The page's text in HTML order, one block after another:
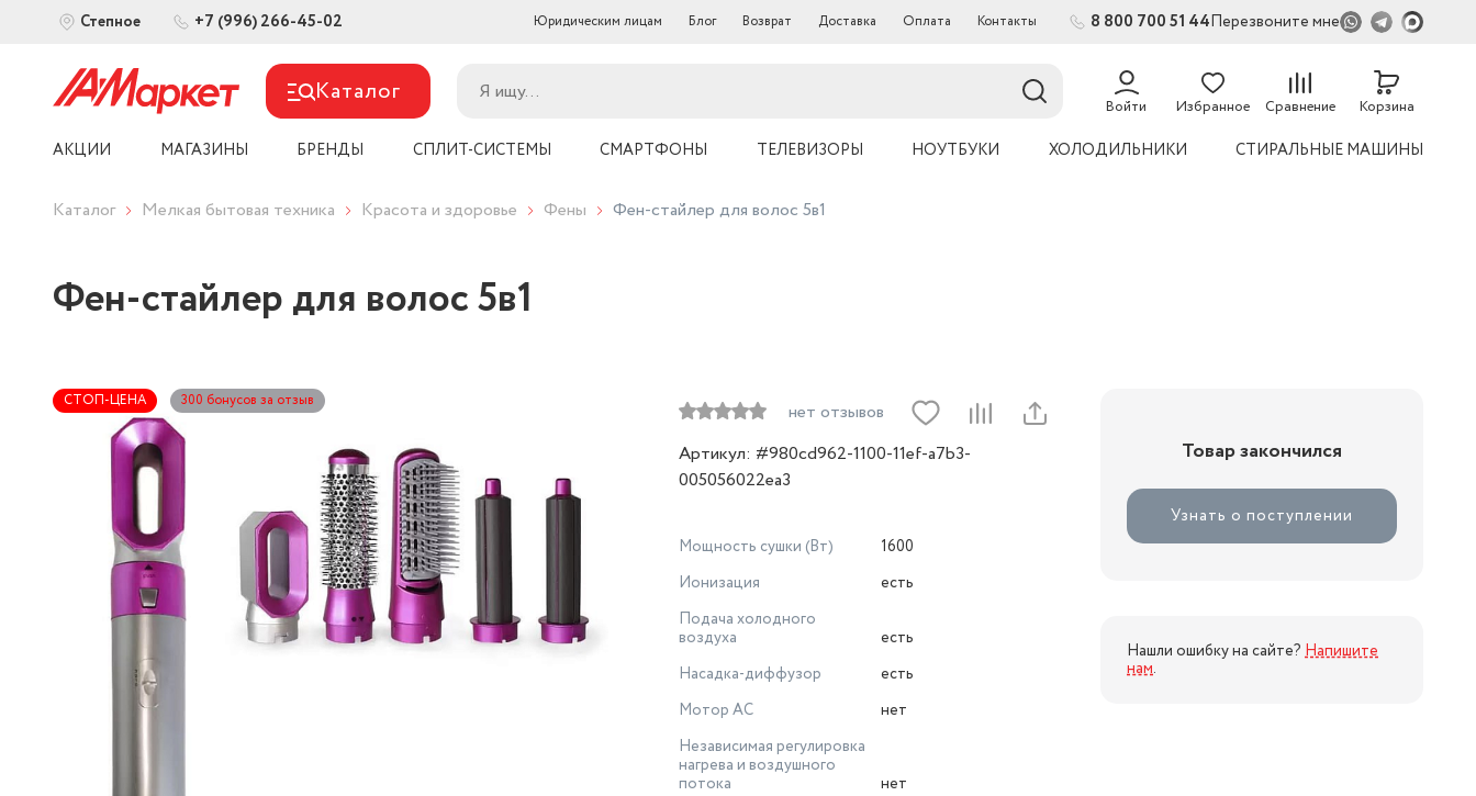
Степное +7 (996) 266-45-02 Юридическим лицам Блог Возврат Доставка Оплата Контакты 8 800 700 51 44Перезвоните мне
Каталог Войти Избранное Сравнение
54
Корзина
АКЦИИ МАГАЗИНЫ БРЕНДЫ СПЛИТ-СИСТЕМЫ СМАРТФОНЫ ТЕЛЕВИЗОРЫ НОУТБУКИ ХОЛОДИЛЬНИКИ СТИРАЛЬНЫЕ МАШИНЫ
Каталог Мелкая бытовая техника Красота и здоровье Фены Фен-стайлер для волос 5в1
Фен-стайлер для волос 5в1
СТОП-ЦЕНА 300 бонусов за отзыв
нет отзывов
Артикул: #980cd962-1100-11ef-a7b3-
005056022ea3
Мощность сушки (Вт)
1600
Ионизация
есть
Подача холодного
воздуха
есть
Насадка-диффузор
есть
Мотор AC
нет
Независимая регулировка
нагрева и воздушного
потока
нет
Товар закончился
Узнать о поступлении
Нашли ошибку на сайте? Напишите
нам.